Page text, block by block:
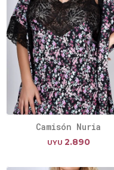
Camisón Nuria
UYU 2.890